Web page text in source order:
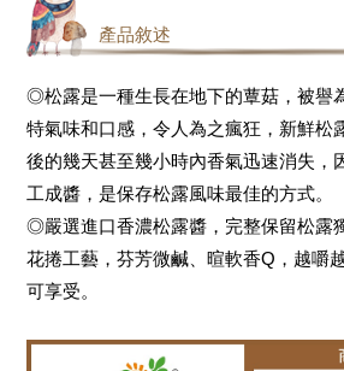
產品敘述
◎松露是一種生長在地下的蕈菇，被譽
特氣味和口感，令人為之瘋狂，新鮮松
後的幾天甚至幾小時內香氣迅速消失，
工成醬，是保存松露風味最佳的方式。
◎嚴選進口香濃松露醬，完整保留松露
花捲工藝，芬芳微鹹、暄軟香Q，越嚼
可享受。